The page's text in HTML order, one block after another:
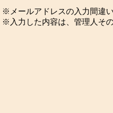
※メールアドレスの入力間違
※入力した内容は、管理人そ